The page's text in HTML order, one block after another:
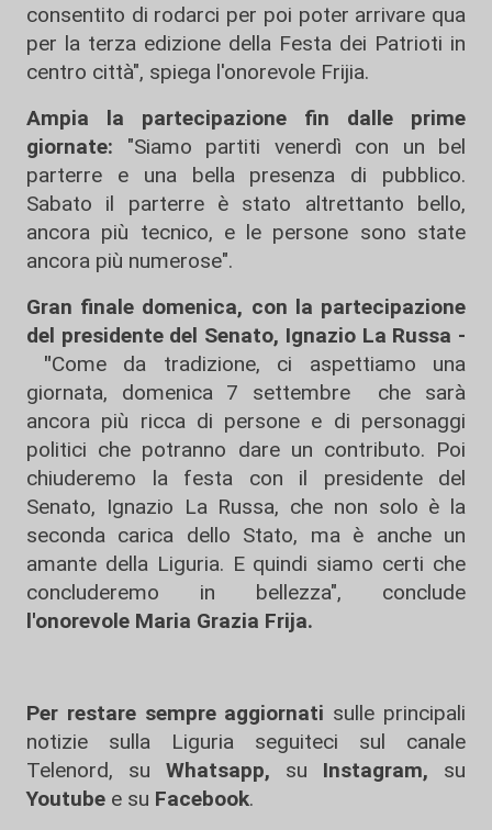
consentito di rodarci per poi poter arrivare qua
per la terza edizione della Festa dei Patrioti in
centro città", spiega l'onorevole Frijia.
Ampia la partecipazione fin dalle prime
giornate: "Siamo partiti venerdì con un bel
parterre e una bella presenza di pubblico.
Sabato il parterre è stato altrettanto bello,
ancora più tecnico, e le persone sono state
ancora più numerose".
Gran finale domenica, con la partecipazione
del presidente del Senato, Ignazio La Russa -
"Come da tradizione, ci aspettiamo una
giornata, domenica 7 settembre che sarà
ancora più ricca di persone e di personaggi
politici che potranno dare un contributo. Poi
chiuderemo la festa con il presidente del
Senato, Ignazio La Russa, che non solo è la
seconda carica dello Stato, ma è anche un
amante della Liguria. E quindi siamo certi che
concluderemo in bellezza", conclude
l'onorevole Maria Grazia Frija.
Per restare sempre aggiornati sulle principali
notizie sulla Liguria seguiteci sul canale
Telenord, su
Whatsapp, su Instagram, su
Youtube e su Facebook.